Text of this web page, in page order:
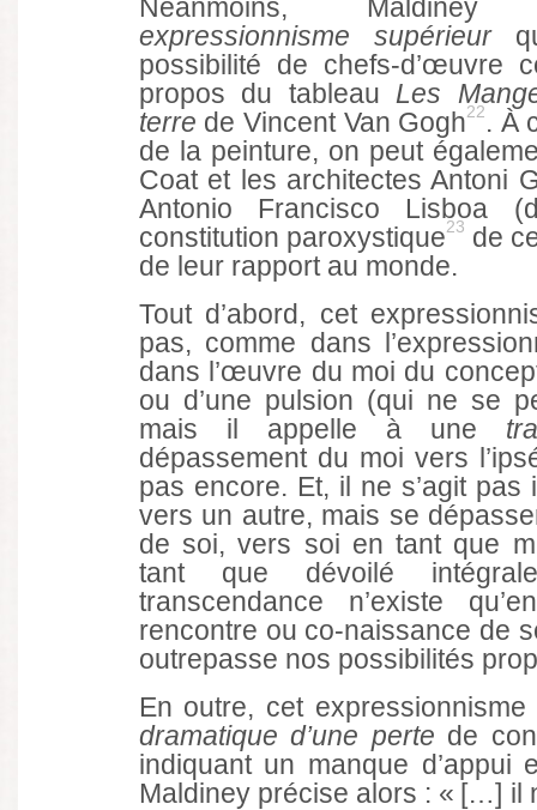
Néanmoins,
expressionnisme supérieur
possibilité de chefs-d’œuvre
propos du tableau Les
terre de Vincent Van Gogh22 . À
de la peinture, on peut
Coat et les architectes Antoni
Antonio Francisco Lisboa
constitution paroxystique23 de
de leur rapport au monde.
Tout d’abord, cet
pas, comme dans
dans l’œuvre du moi du
ou d’une pulsion (qui ne se
mais il appelle à une
dépassement du moi vers
pas encore. Et, il ne s’agit
vers un autre, mais se
de soi, vers soi en tant que
tant que dévoilé
transcendance n’existe
rencontre ou co-naissance de
outrepasse nos possibilités
En outre, cet
dramatique d’une perte de
indiquant un manque d’appui
Maldiney précise alors : « […] il